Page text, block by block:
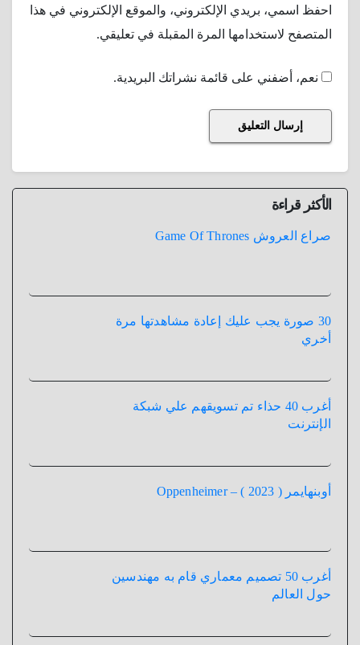
احفظ اسمي، بريدي الإلكتروني، والموقع الإلكتروني في هذا
المتصفح لاستخدامها المرة المقبلة في تعليقي.
نعم، أضفني على قائمة نشراتك البريدية.
الأكثر قراءة
صراع العروش Game Of Thrones
30 صورة يجب عليك إعادة مشاهدتها مرة
أخري
أغرب 40 حذاء تم تسويقهم علي شبكة
الإنترنت
أوبنهايمر ( 2023 ) – Oppenheimer
أغرب 50 تصميم معماري قام به مهندسين
حول العالم